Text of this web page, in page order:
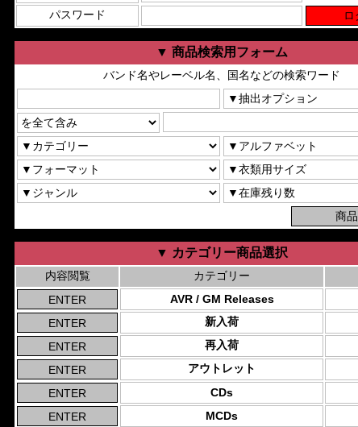
パスワード
▼ 商品検索用フォーム
バンド名やレーベル名、国名などの検索ワード
▼ カテゴリー商品選択
内容閲覧 カテゴリー
AVR / GM Releases
新入荷
再入荷
アウトレット
CDs
MCDs